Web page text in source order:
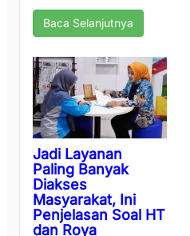
Baca Selanjutnya
Jadi Layanan
Paling Banyak
Diakses
Masyarakat, Ini
Penjelasan Soal HT
dan Roya